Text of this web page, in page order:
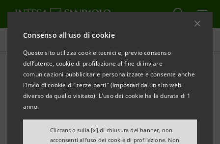
Consenso all'uso di cookie
Questo sito utilizza cookie tecnici e, previo consenso
dell’utente, cookie di profilazione al fine di inviare
comunicazioni pubblicitarie personalizzate e consente anche
l'invio di cookie di "terze parti" (impostati da un sito web
diverso da quello visitato). L'uso dei cookie ha la durata di 1
anno.
Cliccando sulla [x] di chiusura del banner, non
acconsenti all’uso dei cookie di profilazione. Non
Comunicati stampa
STAMPA AGGIORNA
COMUNICATO STAMPA
INTESA SANPAOLO E SACE PER LA CRESCITA
SOSTENIBILE DI ITALIAN CABLE COMPANY SPA